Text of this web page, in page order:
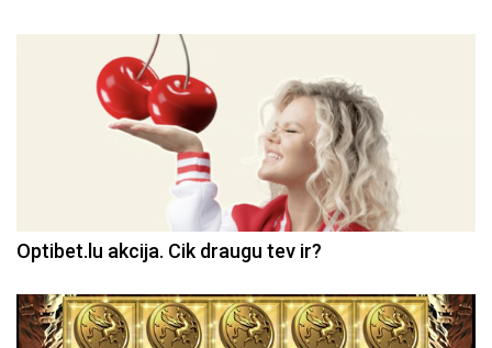
Optibet.lu akcija. Cik draugu tev ir?